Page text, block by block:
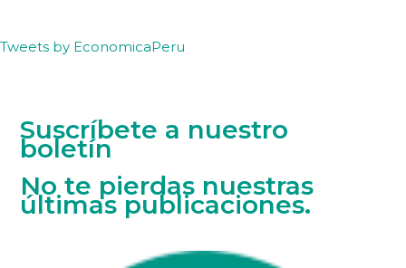
Tweets by EconomicaPeru
Suscríbete a nuestro
boletín
No te pierdas nuestras
últimas publicaciones.